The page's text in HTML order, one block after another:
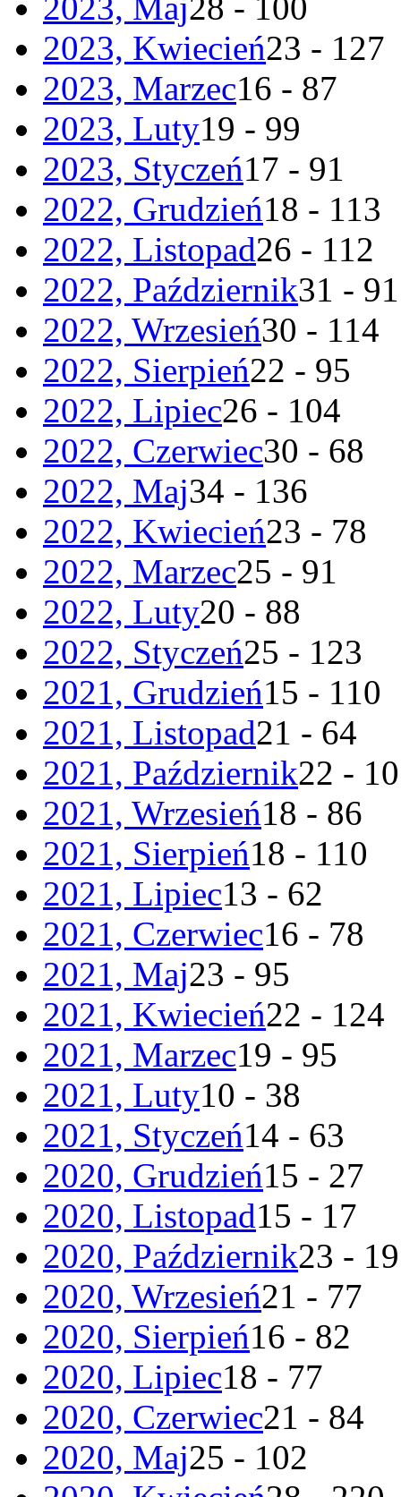
2023, Kwiecień23 - 127
2023, Marzec16 - 87
2023, Luty19 - 99
2023, Styczeń17 - 91
2022, Grudzień18 - 113
2022, Listopad26 - 112
2022, Październik31 - 91
2022, Wrzesień30 - 114
2022, Sierpień22 - 95
2022, Lipiec26 - 104
2022, Czerwiec30 - 68
2022, Maj34 - 136
2022, Kwiecień23 - 78
2022, Marzec25 - 91
2022, Luty20 - 88
2022, Styczeń25 - 123
2021, Grudzień15 - 110
2021, Listopad21 - 64
2021, Październik22 -
2021, Wrzesień18 - 86
2021, Sierpień18 - 110
2021, Lipiec13 - 62
2021, Czerwiec16 - 78
2021, Maj23 - 95
2021, Kwiecień22 - 124
2021, Marzec19 - 95
2021, Luty10 - 38
2021, Styczeń14 - 63
2020, Grudzień15 - 27
2020, Listopad15 - 17
2020, Październik23 - 19
2020, Wrzesień21 - 77
2020, Sierpień16 - 82
2020, Lipiec18 - 77
2020, Czerwiec21 - 84
2020, Maj25 - 102